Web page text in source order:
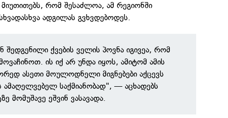
რომ შესაძლოა, ამ რეგიონში
ადგილას გვხვდებოდეს.
შედგენილი ქვების ველის პოვნა იგივეა, რომ
ის იქ არ უნდა იყოს, ამიტომ ამის
ასეთი მოულოდნელი მიგნებები აქცევს
საქმიანობად", — აცხადებს
მომუშავე ეშვინ ვასავადა.